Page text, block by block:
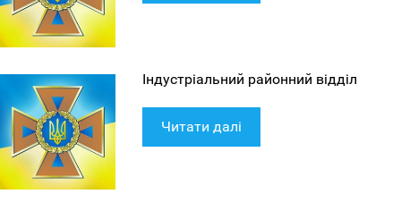
Індустріальний районний відділ
Читати далі